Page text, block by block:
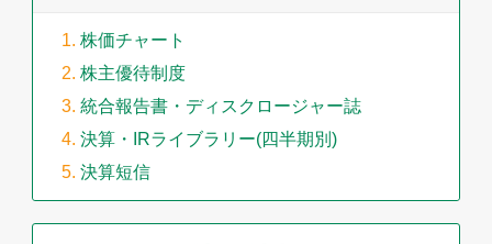
株価チャート
株主優待制度
統合報告書・ディスクロージャー誌
決算・IRライブラリー(四半期別)
決算短信